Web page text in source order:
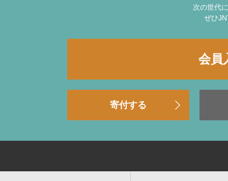
次の世代
ぜひ
会員
寄付する